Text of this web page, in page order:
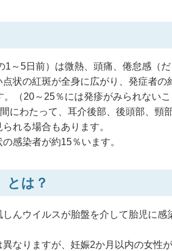
～5日前）は微熱、頭痛、倦怠感（
状の紅斑が全身に広がり、発症者
（20～25％には発疹がみられないこ
にわたって、耳介後部、後頭部、頸
れる場合もあります。
感染者が約15％います。
とは？
んウイルスが胎盤を介して胎児に
なりますが、妊娠2か月以内の女性